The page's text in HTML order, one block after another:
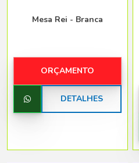
Mesa Rei - Branca
ORÇAMENTO
DETALHES